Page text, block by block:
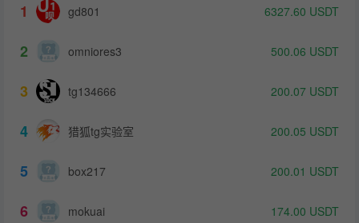
1
gd801 6327.60 USDT
2 omniores3 500.06 USDT
3 tg134666 200.07 USDT
4 猎狐tg实验室 200.05 USDT
5 box217 200.01 USDT
6 mokuai 174.00 USDT